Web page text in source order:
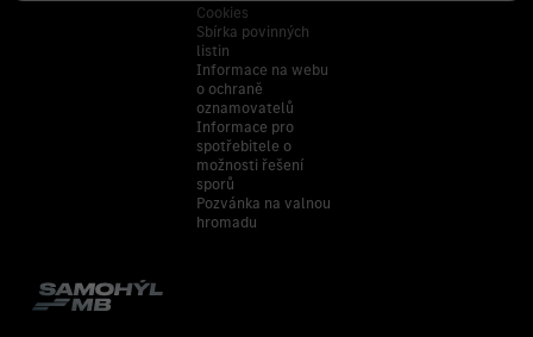
Cookies
Sbírka povinných
listin
Informace na webu
o ochraně
oznamovatelů
Informace pro
spotřebitele o
možnosti řešení
sporů
Pozvánka na valnou
hromadu